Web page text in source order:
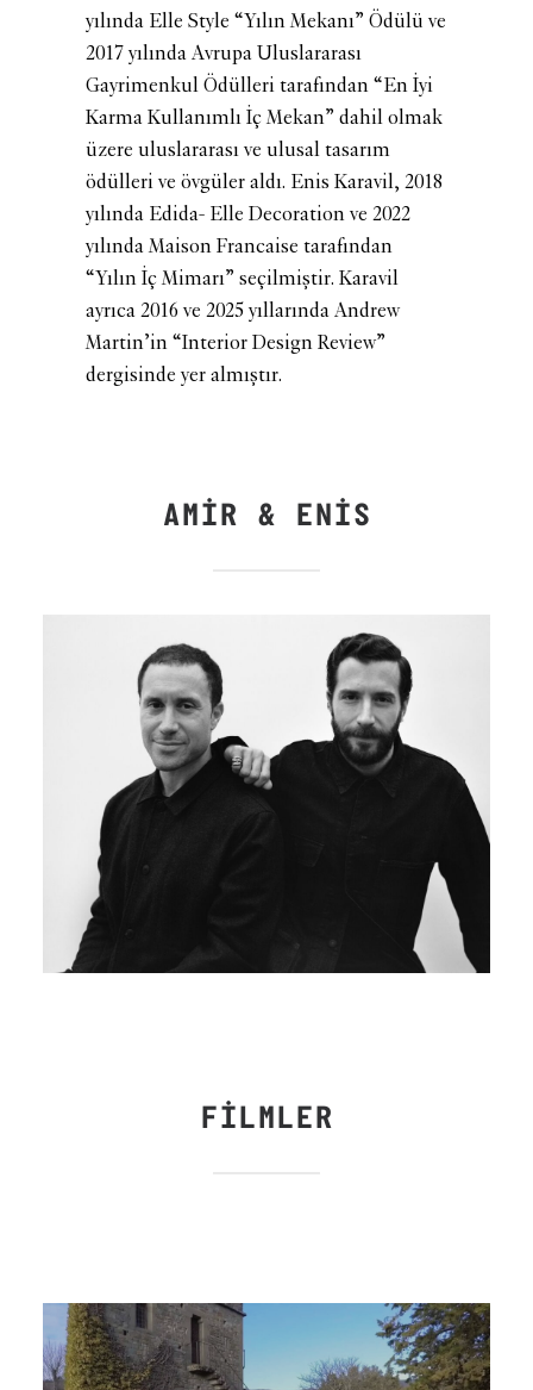
yılında Elle Style “Yılın Mekanı” Ödülü ve
2017 yılında Avrupa Uluslararası
Gayrimenkul Ödülleri tarafından “En İyi
Karma Kullanımlı İç Mekan” dahil olmak
üzere uluslararası ve ulusal tasarım
ödülleri ve övgüler aldı. Enis Karavil, 2018
yılında Edida- Elle Decoration ve 2022
yılında Maison Francaise tarafından
“Yılın İç Mimarı” seçilmiştir. Karavil
ayrıca 2016 ve 2025 yıllarında Andrew
Martin’in “Interior Design Review”
dergisinde yer almıştır.
AMIR & ENIS
FILMLER